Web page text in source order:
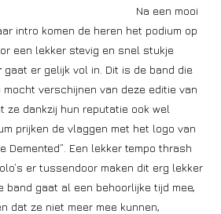
Na een mooi
intro komen de heren het podium op
een lekker stevig en snel stukje
gaat er gelijk vol in. Dit is de band die
verschijnen van deze editie van
ze dankzij hun reputatie ook wel
prijken de vlaggen met het logo van
Demented”. Een lekker tempo thrash
er tussendoor maken dit erg lekker
band gaat al een behoorlijke tijd mee,
dat ze niet meer mee kunnen,